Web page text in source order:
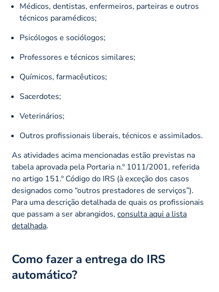
Médicos, dentistas, enfermeiros, parteiras e outros
técnicos paramédicos;
Psicólogos e sociólogos;
Professores e técnicos similares;
Químicos, farmacêuticos;
Sacerdotes;
Veterinários;
Outros profissionais liberais, técnicos e assimilados.
As atividades acima mencionadas estão previstas na
tabela aprovada pela Portaria n.º 1011/2001, referida
no artigo 151.º Código do IRS (à exceção dos casos
designados como “outros prestadores de serviços”).
Para uma descrição detalhada de quais os profissionais
que passam a ser abrangidos, consulta aqui a lista
detalhada.
Como fazer a entrega do IRS
automático?